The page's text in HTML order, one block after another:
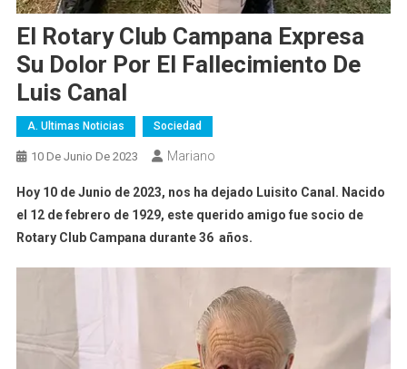
El Rotary Club Campana Expresa
Su Dolor Por El Fallecimiento De
Luis Canal
A. Ultimas Noticias Sociedad
10 De Junio De 2023 Mariano
Hoy 10 de Junio de 2023, nos ha dejado Luisito Canal. Nacido
el 12 de febrero de 1929, este querido amigo fue socio de
Rotary Club Campana durante 36 años.